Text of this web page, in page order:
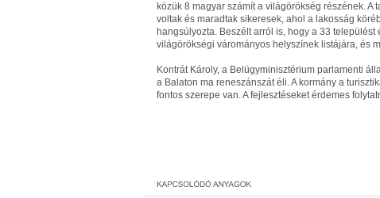
közük 8 magyar számít a világörökség részének.
voltak és maradtak sikeresek, ahol a lakosság
hangsúlyozta. Beszélt arról is, hogy a 33
világörökségi várományos helyszínek listájára, és
Kontrát Károly, a Belügyminisztérium parlamenti
a Balaton ma reneszánszát éli. A kormány a
fontos szerepe van. A fejlesztéseket érdemes